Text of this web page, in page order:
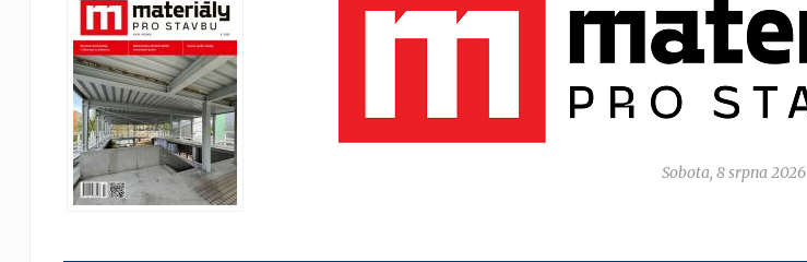
Sobota, 8 srpna 2026